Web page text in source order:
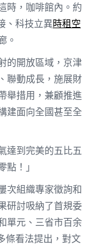
時，咖啡館內。約
、科技立異時租空
。
的開放區域，京津
聯動成長，施展財
舉措用，兼顧推進
建面向全國甚至全
達到完美的五比五
！」
次組織專家徵詢和
研討吸納了首規委
單元、三省市百余
條看法提出，對文